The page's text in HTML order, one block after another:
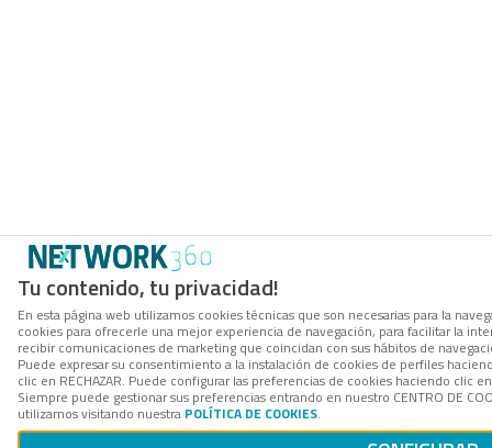
Tu contenido, tu privacidad!
En esta página web utilizamos cookies técnicas que son necesarias para la
cookies para ofrecerle una mejor experiencia de navegación, para facilitar la
recibir comunicaciones de marketing que coincidan con sus hábitos de
Puede expresar su consentimiento a la instalación de cookies de perfiles
clic en RECHAZAR. Puede configurar las preferencias de cookies haciendo clic en
Siempre puede gestionar sus preferencias entrando en nuestro CENTRO DE
utilizamos visitando nuestra POLÍTICA DE COOKIES.